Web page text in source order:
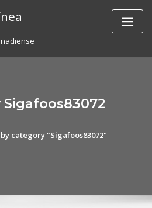
category "Sigafoos83072"